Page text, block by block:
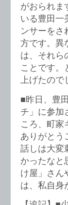
がおられま
いる豊田一
ンサーをさ
方です。異
は、それら
ことです。
上げたので
■昨日、豊
チ」に参加
ころ、町家
ありがとう
話しは大変
かったなと
け屋」さん
は、私自身